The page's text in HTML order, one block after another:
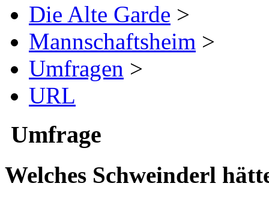
Die Alte Garde >
Mannschaftsheim >
Umfragen >
URL
Umfrage
Welches Schweinderl